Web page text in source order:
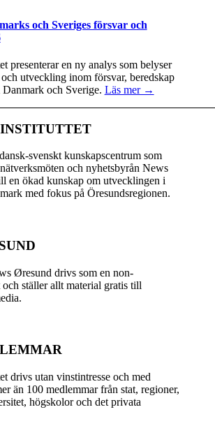
och Sveriges försvar och
presenterar en ny analys som belyser
utveckling inom försvar, beredskap
och Sverige. Läs mer →
svenskt kunskapscentrum som
och nyhetsbyrån News
en ökad kunskap om utvecklingen i
med fokus på Öresundsregionen.
Øresund drivs som en non-
ställer allt material gratis till
drivs utan vinst­intresse och med
än 100 medlemmar från stat, regioner,
högskolor och det privata